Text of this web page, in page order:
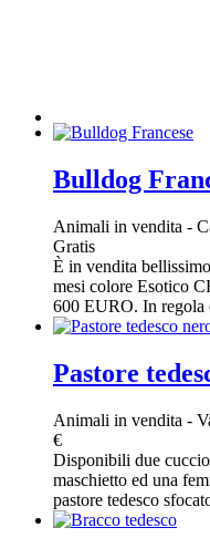
Bulldog
Animali in vendita -
Gratis
È in vendita
mesi colore Esotico
600 EURO. In regola
Pastore
Animali in vendita -
€
Disponibili due
maschietto ed una
pastore tedesco